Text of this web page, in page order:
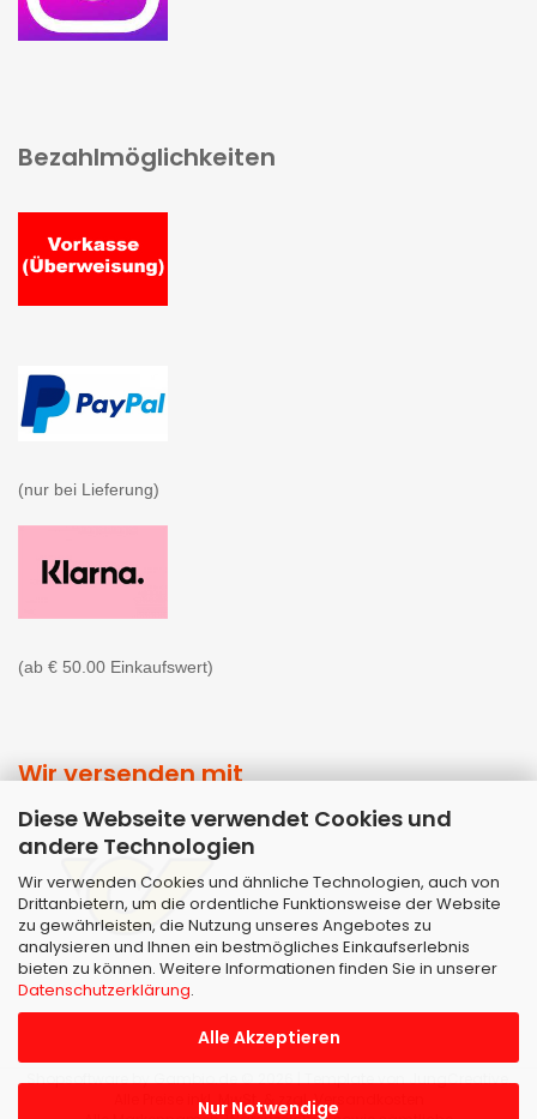
Diese Webseite verwendet Cookies und
andere Technologien
Wir verwenden Cookies und ähnliche Technologien, auch von
Drittanbietern, um die ordentliche Funktionsweise der Website
zu gewährleisten, die Nutzung unseres Angebotes zu
analysieren und Ihnen ein bestmögliches Einkaufserlebnis
bieten zu können. Weitere Informationen finden Sie in unserer
Datenschutzerklärung.
Alle Akzeptieren
Nur Notwendige
Bezahlmöglichkeiten
(nur bei Lieferung)
(ab € 50.00 Einkaufswert)
Wir versenden mit
Shopsoftwareby Gambio.de © 2026 | Template vonJungCreative.
Alle Preise inkl. MwSt. & zzgl. Versandkosten